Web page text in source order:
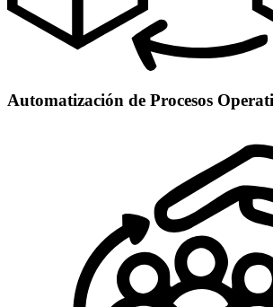
Automatización de Procesos